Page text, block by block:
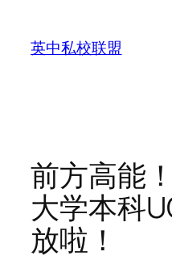
content
英中私校联盟
前方高能
大学本科
放啦！